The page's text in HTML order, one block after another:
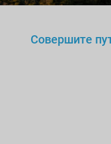
Совершите